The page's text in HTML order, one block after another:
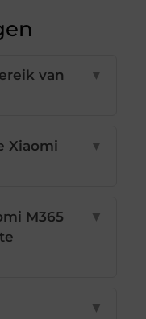
van
▼
Xiaomi
▼
M365
▼
▼